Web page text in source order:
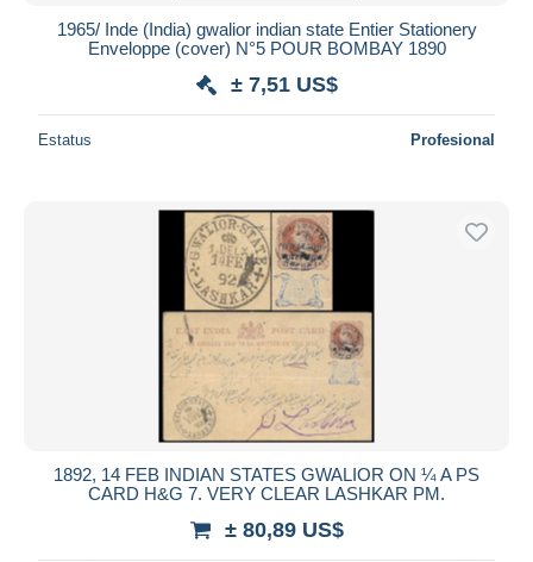
Cerrando dentro
Sólo con descuento
Métodos de pago
PayPal
Transferencia bancaria
Mastercard
Bancontact
iDeal
Maestro
1965/ Inde (India) gwalior indian state Entier Stationery
Enveloppe (cover) N°5 POUR BOMBAY 1890
± 7,51 US$
Estatus Profesional
1892, 14 FEB INDIAN STATES GWALIOR ON ¼ A PS
CARD H&G 7. VERY CLEAR LASHKAR PM.
± 80,89 US$